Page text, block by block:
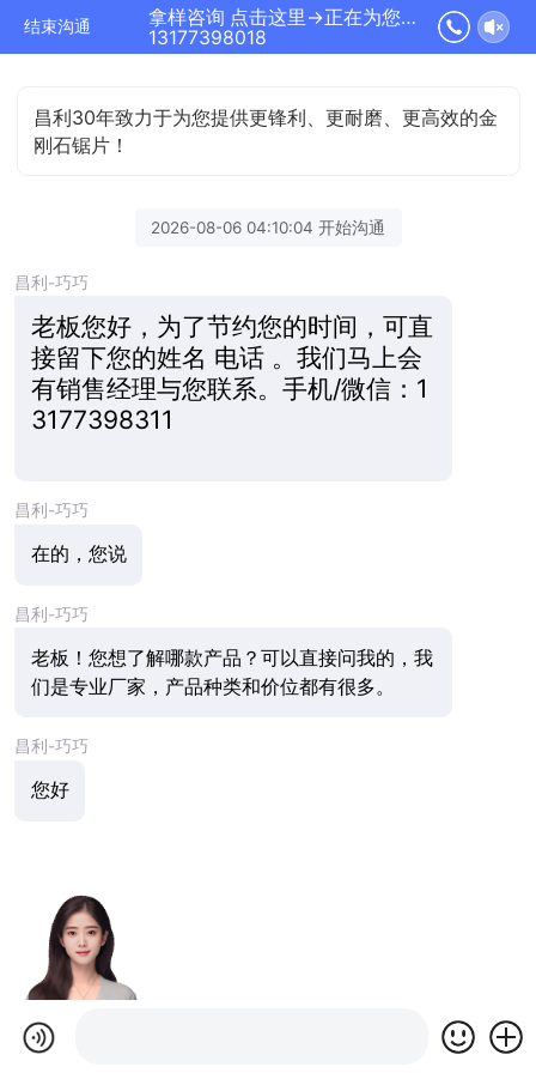
结束沟通
拿样咨询 点击这里→正在为您服务
13177398018
昌利30年致力于为您提供更锋利、更耐磨、更高效的金
刚石锯片！
2026-08-06 04:10:04 开始沟通
昌利-巧巧
老板您好，为了节约您的时间，可直
接留下您的姓名 电话 。我们马上会
有销售经理与您联系。手机/微信：1
3177398311
昌利-巧巧
在的，您说
昌利-巧巧
老板！您想了解哪款产品？可以直接问我的，我
们是专业厂家，产品种类和价位都有很多。
昌利-巧巧
您好